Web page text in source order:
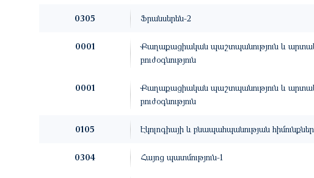
0305 Ֆրանսերեն-2
0001
Քաղաքացիական պաշտպանություն և
բուժօգնություն
0001
Քաղաքացիական պաշտպանություն և
բուժօգնություն
0105 Էկոլոգիայի և բնապահպանության հիմունքներ
0304 Հայոց պատմություն-1